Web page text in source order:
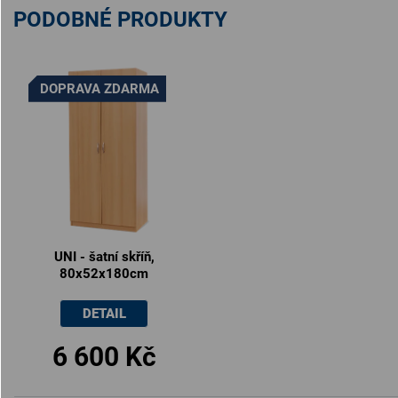
PODOBNÉ PRODUKTY
DOPRAVA ZDARMA
UNI - šatní skříň,
80x52x180cm
6 600 Kč
DETAIL